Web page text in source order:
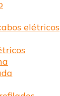
elétricos